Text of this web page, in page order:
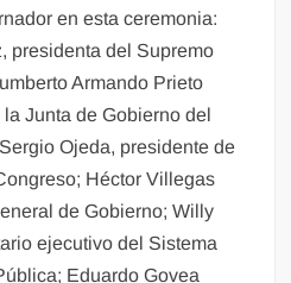
en esta ceremonia:
presidenta del Supremo
Armando Prieto
Junta de Gobierno del
Ojeda, presidente de
Héctor Villegas
de Gobierno; Willy
ejecutivo del Sistema
Eduardo Govea